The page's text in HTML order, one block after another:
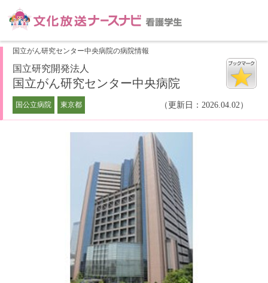
国立がん研究センター中央病院の病院情報
国立研究開発法人
国立がん研究センター中央病院
国公立病院 東京都 （更新日：2026.04.02）